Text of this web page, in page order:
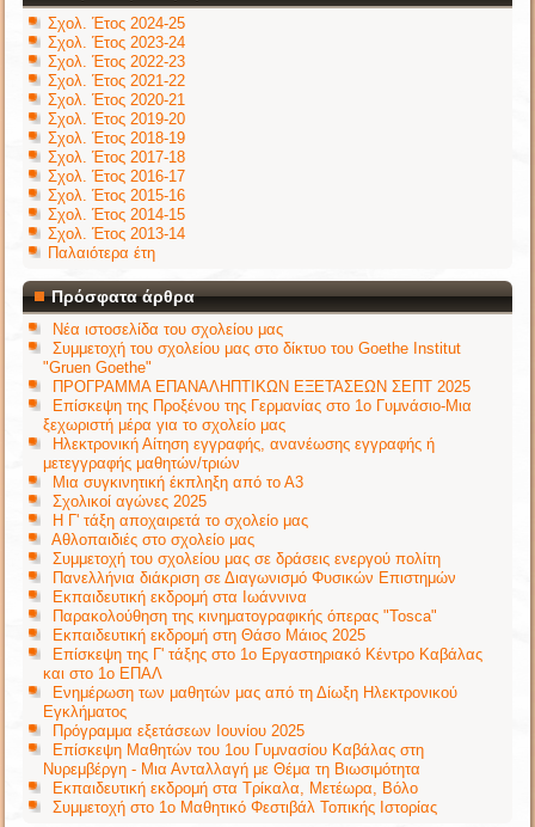
Σχολ. Έτος 2024-25
Σχολ. Έτος 2023-24
Σχολ. Έτος 2022-23
Σχολ. Έτος 2021-22
Σχολ. Έτος 2020-21
Σχολ. Έτος 2019-20
Σχολ. Έτος 2018-19
Σχολ. Έτος 2017-18
Σχολ. Έτος 2016-17
Σχολ. Έτος 2015-16
Σχολ. Έτος 2014-15
Σχολ. Έτος 2013-14
Παλαιότερα έτη
Πρόσφατα άρθρα
Νέα ιστοσελίδα του σχολείου μας
Συμμετοχή του σχολείου μας στο δίκτυο του Goethe Institut
"Gruen Goethe"
ΠΡΟΓΡΑΜΜΑ ΕΠΑΝΑΛΗΠΤΙΚΩΝ ΕΞΕΤΑΣΕΩΝ ΣΕΠΤ 2025
Επίσκεψη της Προξένου της Γερμανίας στο 1ο Γυμνάσιο-Μια
ξεχωριστή μέρα για το σχολείο μας
Ηλεκτρονική Αίτηση εγγραφής, ανανέωσης εγγραφής ή
μετεγγραφής μαθητών/τριών
Μια συγκινητική έκπληξη από το Α3
Σχολικοί αγώνες 2025
Η Γ' τάξη αποχαιρετά το σχολείο μας
Αθλοπαιδιές στο σχολείο μας
Συμμετοχή του σχολείου μας σε δράσεις ενεργού πολίτη
Πανελλήνια διάκριση σε Διαγωνισμό Φυσικών Επιστημών
Εκπαιδευτική εκδρομή στα Ιωάννινα
Παρακολούθηση της κινηματογραφικής όπερας "Tosca"
Εκπαιδευτική εκδρομή στη Θάσο Μάιος 2025
Επίσκεψη της Γ' τάξης στο 1ο Εργαστηριακό Κέντρο Καβάλας
και στο 1ο ΕΠΑΛ
Ενημέρωση των μαθητών μας από τη Δίωξη Ηλεκτρονικού
Εγκλήματος
Πρόγραμμα εξετάσεων Ιουνίου 2025
Επίσκεψη Μαθητών του 1ου Γυμνασίου Καβάλας στη
Νυρεμβέργη - Μια Ανταλλαγή με Θέμα τη Βιωσιμότητα
Εκπαιδευτική εκδρομή στα Τρίκαλα, Μετέωρα, Βόλο
Συμμετοχή στο 1ο Μαθητικό Φεστιβάλ Τοπικής Ιστορίας